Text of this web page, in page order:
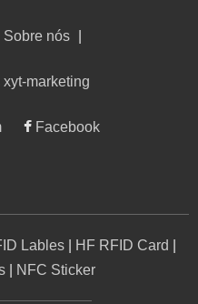
Sobre nós
xyt-marketing
Facebook
Lables| HF RFID Card
| NFC Sticker